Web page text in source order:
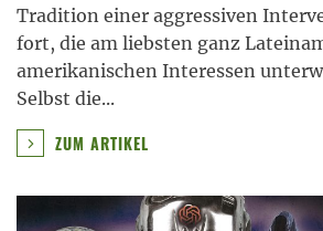
Tradition einer aggressiven
fort, die am liebsten ganz
amerikanischen Interessen
Selbst die...
ZUM ARTIKEL